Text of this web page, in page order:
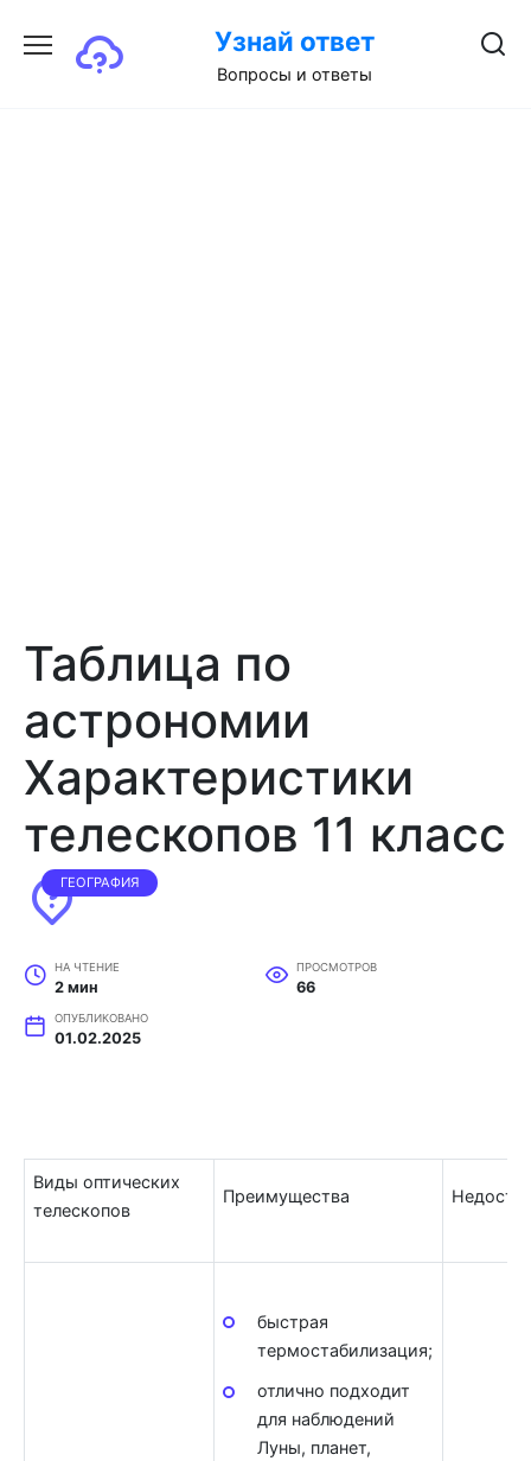
содержанию
Узнай ответ
Вопросы и ответы
Таблица по
астрономии
Характеристики
телескопов 11 класс
ГЕОГРАФИЯ
НА ЧТЕНИЕ
2 мин
ПРОСМОТРОВ
66
ОПУБЛИКОВАНО
01.02.2025
Виды оптических
телескопов
Преимущества
быстрая
термостабилизация;
отлично подходит
для наблюдений
Луны, планет,